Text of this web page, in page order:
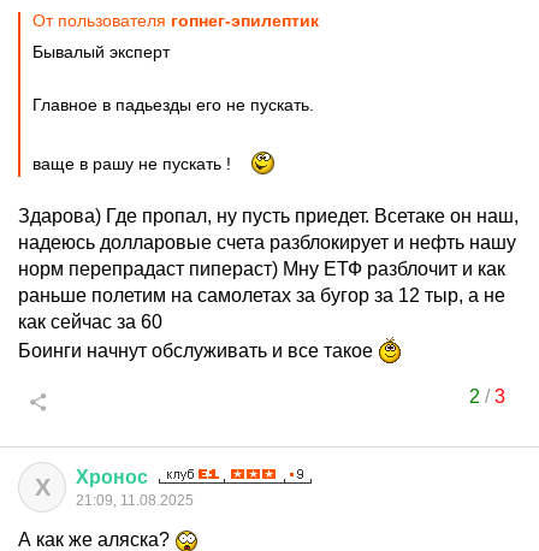
От пользователя гопнег-эпилептик
Бывалый эксперт
Главное в падьезды его не пускать.
ваще в рашу не пускать !
Здарова) Где пропал, ну пусть приедет. Всетаке он наш,
надеюсь долларовые счета разблокирует и нефть нашу
норм перепрадаст пипераст) Мну ЕТФ разблочит и как
раньше полетим на самолетах за бугор за 12 тыр, а не
как сейчас за 60
Боинги начнут обслуживать и все такое
2 /3
Х Хронос
21:09, 11.08.2025
А как же аляска?